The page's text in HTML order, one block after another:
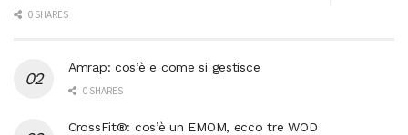
0 SHARES
Amrap: cos’è e come si gestisce
0 SHARES
CrossFit®: cos’è un EMOM, ecco tre WOD